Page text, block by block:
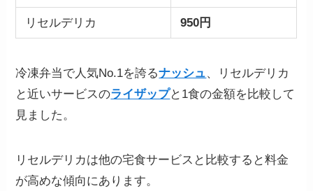
リセルデリカ 950円
冷凍弁当で人気No.1を誇るナッシュ、リセルデリカ
と近いサービスのライザップと1食の金額を比較して
見ました。
リセルデリカは他の宅食サービスと比較すると料金
が高めな傾向にあります。